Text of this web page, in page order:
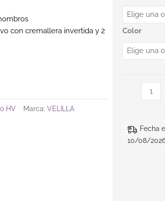
con cremallera invertida y 2
HV Marca: VELILLA
Color
Fecha
10/08/